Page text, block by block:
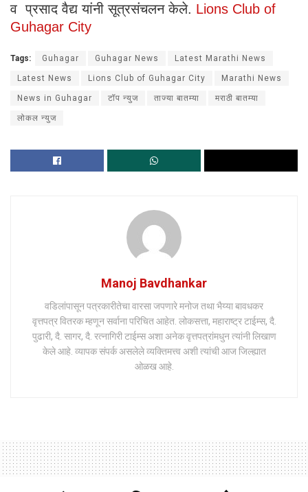
व प्रसाद वैद्य यांनी सूत्रसंचलन केले. Lions Club of
Guhagar City
Tags: Guhagar Guhagar News Latest Marathi News
Latest News Lions Club of Guhagar City Marathi News
News in Guhagar टॉप न्युज ताज्या बातम्या मराठी बातम्या
लोकल न्युज
Manoj Bavdhankar
वडिलांपासून पत्रकारीतेचा वारसा जपणारे मनोज तथा भैय्या बावधकर
वृत्तपत्र वितरक म्हणून सर्वाना परिचित आहेत. लोकसत्ता, महाराष्ट्र टाईम्स, दै.
पुढारी, दै. सागर, दै. रत्नागिरी टाईम्स अशा अनेक वृत्तपत्रांमधुन त्यांनी लिखाण
केले आहे. व्यापक संपर्क असलेले व्यक्तिमत्त्व अशी त्यांची आज जिल्ह्यात
ओळख आहे.